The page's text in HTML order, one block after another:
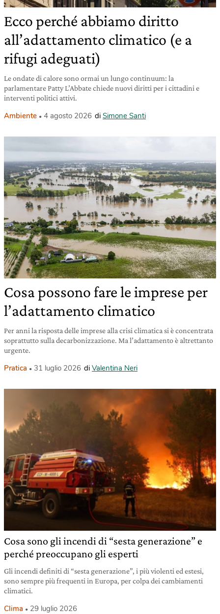
Ecco perché abbiamo diritto
all’adattamento climatico (e a
rifugi adeguati)
Le ondate di calore sono ormai un lungo continuum: la
parlamentare Patty L’Abbate chiede nuovi diritti per i cittadini e
interventi politici attivi.
Ambiente 4 agosto 2026 di Simone Santi
Cosa possono fare le imprese per
l’adattamento climatico
Per anni la risposta delle imprese alla crisi climatica si è concentrata
soprattutto sulla decarbonizzazione. Ma l’adattamento è altrettanto
urgente.
Pratica 31 luglio 2026 di Valentina Neri
Cosa sono gli incendi di “sesta generazione” e
perché preoccupano gli esperti
Gli incendi definiti di “sesta generazione”, i più violenti ed estesi,
sono sempre più frequenti in Europa, per colpa dei cambiamenti
climatici.
Clima 29 luglio 2026